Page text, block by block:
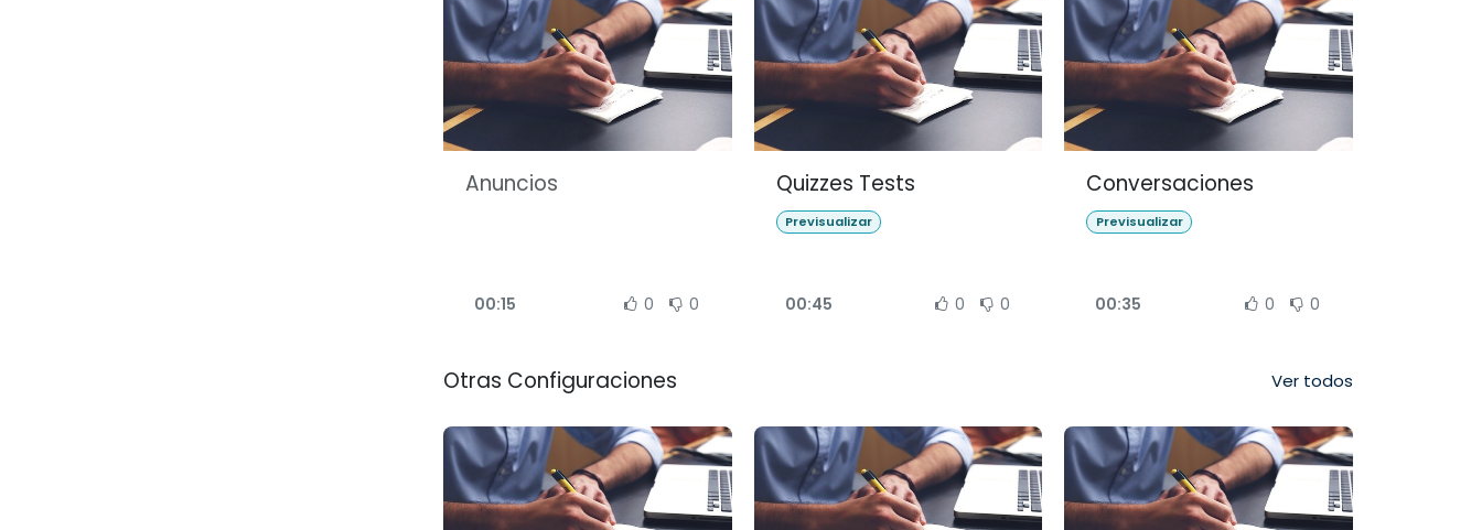
Anuncios
00:15 0 0
Quizzes Tests
Previsualizar
00:45 0 0
Conversaciones
Previsualizar
00:35 0 0
Otras Configuraciones Ver todos